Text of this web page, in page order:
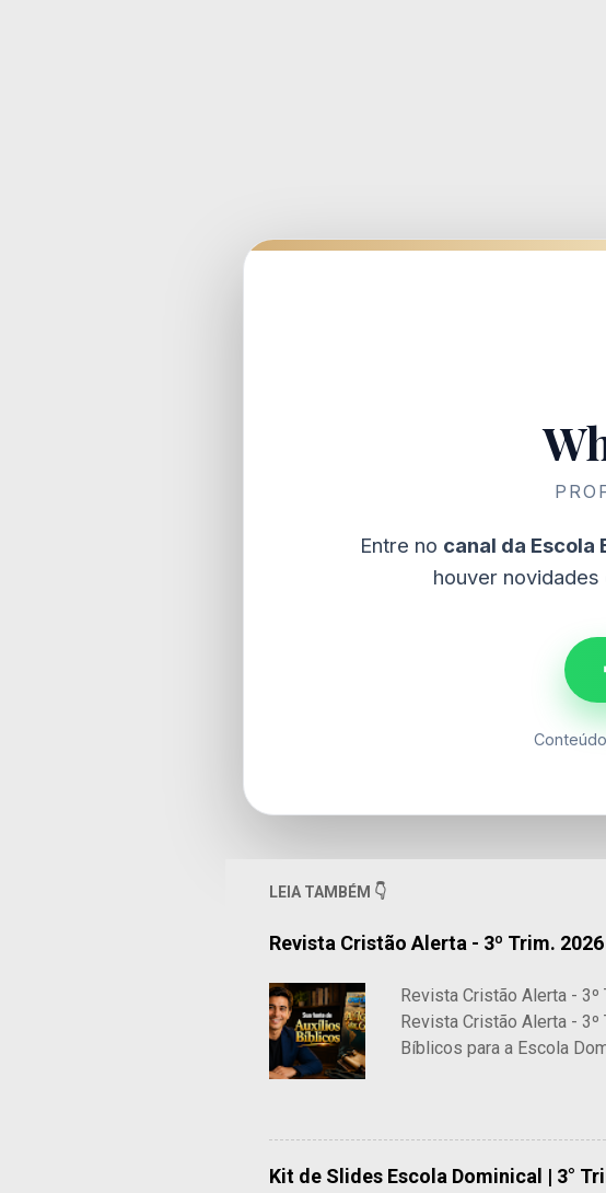
Entre no canal da Escola
houver
LEIA TAMBÉM 👇
Revista Cristão Alerta - 3º Trim.
Revista Cristão Alerta -
Revista Cristão Alerta -
Bíblicos para a Escola
Escolas Bíblicas,
Kit de Slides Escola Dominical | 3°